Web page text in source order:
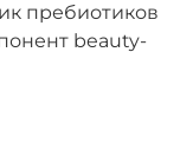
пребиотиков
beauty-